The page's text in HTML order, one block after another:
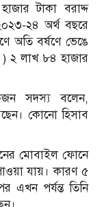
টাকা বরাদ্দ
২৪ অর্থ বছরে
অতি বর্ষণে ভেঙে
) ২ লাখ ৮৪ হাজার
সদস্য বলেন,
কোনো হিসাব
মোবাইল ফোনে
যায়। কারণ ৫
পর্যন্ত তিনি